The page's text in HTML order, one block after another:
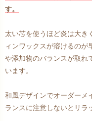
す。
太い芯を使うほど炎は大き
ィンワックスが溶けるのが
や添加物のバランスが取れ
います。
和風デザインでオーダーメ
ランスに注意しないとリラ